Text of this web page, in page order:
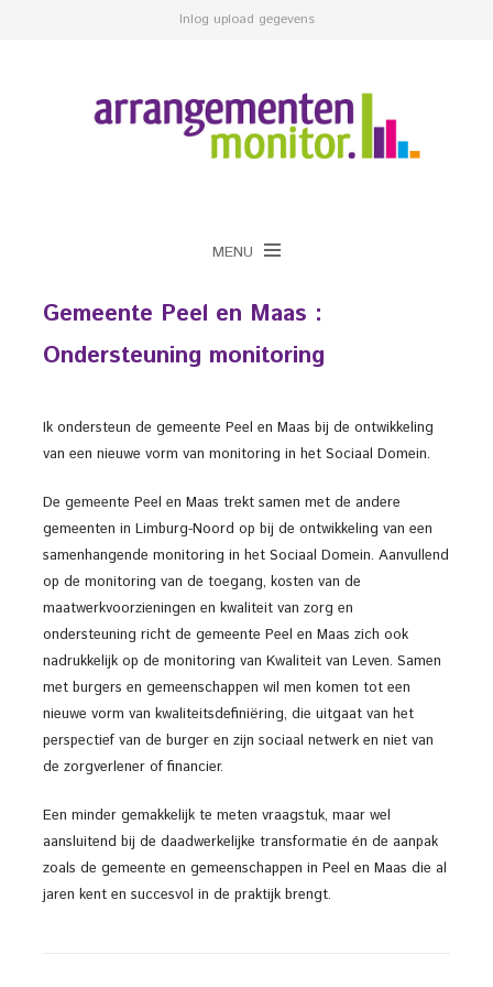
Inlog upload gegevens
MENU
Gemeente Peel en Maas :
Ondersteuning monitoring
Ik ondersteun de gemeente Peel en Maas bij de ontwikkeling
van een nieuwe vorm van monitoring in het Sociaal Domein.
De gemeente Peel en Maas trekt samen met de andere
gemeenten in Limburg-Noord op bij de ontwikkeling van een
samenhangende monitoring in het Sociaal Domein. Aanvullend
op de monitoring van de toegang, kosten van de
maatwerkvoorzieningen en kwaliteit van zorg en
ondersteuning richt de gemeente Peel en Maas zich ook
nadrukkelijk op de monitoring van Kwaliteit van Leven. Samen
met burgers en gemeenschappen wil men komen tot een
nieuwe vorm van kwaliteitsdefiniëring, die uitgaat van het
perspectief van de burger en zijn sociaal netwerk en niet van
de zorgverlener of financier.
Een minder gemakkelijk te meten vraagstuk, maar wel
aansluitend bij de daadwerkelijke transformatie én de aanpak
zoals de gemeente en gemeenschappen in Peel en Maas die al
jaren kent en succesvol in de praktijk brengt.